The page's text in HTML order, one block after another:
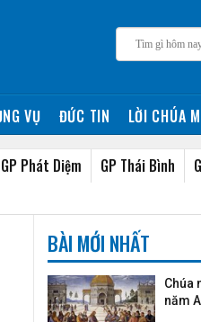
VỤ ĐỨC TIN LỜI CHÚA
GP Phát Diệm GP Thái Bình
BÀI MỚI NHẤT
Chúa
năm